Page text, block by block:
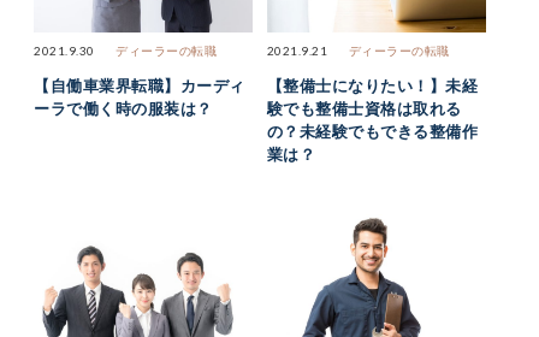
2021.9.30 ディーラーの転職
【自働車業界転職】カーディ
ーラで働く時の服装は？
2021.9.21 ディーラーの転職
【整備士になりたい！】未経
験でも整備士資格は取れる
の？未経験でもできる整備作
業は？